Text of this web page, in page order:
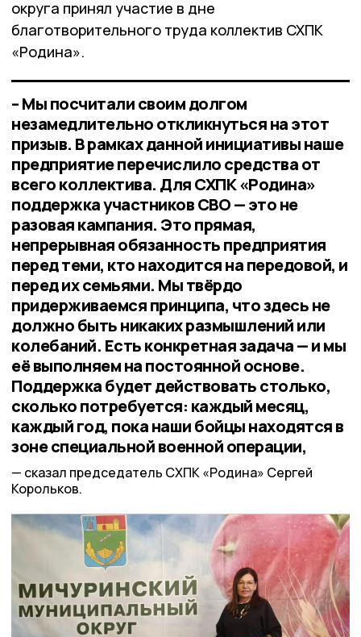
округа принял участие в дне
благотворительного труда коллектив СХПК
«Родина».
– Мы посчитали своим долгом
незамедлительно откликнуться на этот
призыв. В рамках данной инициативы наше
предприятие перечислило средства от
всего коллектива. Для СХПК «Родина»
поддержка участников СВО — это не
разовая кампания. Это прямая,
непрерывная обязанность предприятия
перед теми, кто находится на передовой, и
перед их семьями. Мы твёрдо
придерживаемся принципа, что здесь не
должно быть никаких размышлений или
колебаний. Есть конкретная задача — и мы
её выполняем на постоянной основе.
Поддержка будет действовать столько,
сколько потребуется: каждый месяц,
каждый год, пока наши бойцы находятся в
зоне специальной военной операции,
сказал председатель СХПК «Родина» Сергей
Корольков.